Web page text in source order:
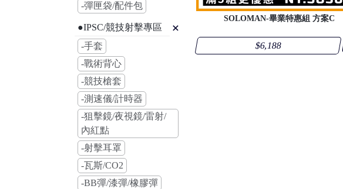
-彈匣袋/配件包
●IPSC/競技射擊專區
-手套
-戰術背心
-競技槍套
-測速儀/計時器
-狙擊鏡/夜視鏡/雷射/
內紅點
-射擊耳罩
-瓦斯/CO2
-BB彈/漆彈/橡膠彈
SOLOMAN-畢業特惠組 方案C
$6,188